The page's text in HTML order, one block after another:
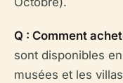
Q : Comment
sont disponibles
musées et les